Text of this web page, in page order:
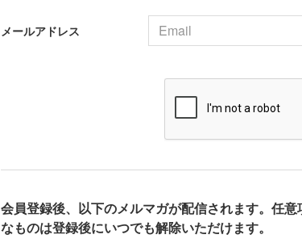
メールアドレス
会員登録後、以下のメルマガが配信されます。任
なものは登録後にいつでも解除いただけます。